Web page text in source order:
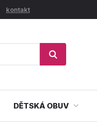
kontakt
DĚTSKÁ OBUV